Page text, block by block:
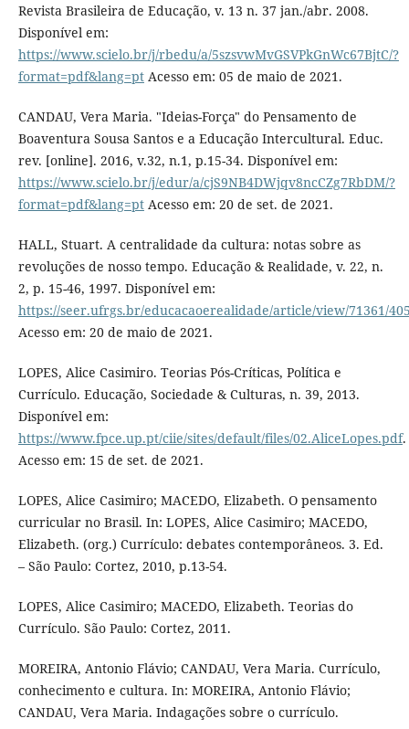
Revista Brasileira de Educação, v. 13 n. 37 jan./abr. 2008.
Disponível em:
https://www.scielo.br/j/rbedu/a/5szsvwMvGSVPkGnWc67BjtC/?
format=pdf&lang=ptAcesso em: 05 de maio de 2021.
CANDAU, Vera Maria. "Ideias-Força" do Pensamento de
Boaventura Sousa Santos e a Educação Intercultural. Educ.
rev. [online]. 2016, v.32, n.1, p.15-34. Disponível em:
https://www.scielo.br/j/edur/a/cjS9NB4DWjqv8ncCZg7RbDM/?
format=pdf&lang=ptAcesso em: 20 de set. de 2021.
HALL, Stuart. A centralidade da cultura: notas sobre as
revoluções de nosso tempo. Educação & Realidade, v. 22, n.
2, p. 15-46, 1997. Disponível em:
https://seer.ufrgs.br/educacaoerealidade/article/view/71361/
Acesso em: 20 de maio de 2021.
LOPES, Alice Casimiro. Teorias Pós-Críticas, Política e
Currículo. Educação, Sociedade & Culturas, n. 39, 2013.
Disponível em:
https://www.fpce.up.pt/ciie/sites/default/files/02.AliceLopes.pdf.
Acesso em: 15 de set. de 2021.
LOPES, Alice Casimiro; MACEDO, Elizabeth. O pensamento
curricular no Brasil. In: LOPES, Alice Casimiro; MACEDO,
Elizabeth. (org.) Currículo: debates contemporâneos. 3. Ed.
– São Paulo: Cortez, 2010, p.13-54.
LOPES, Alice Casimiro; MACEDO, Elizabeth. Teorias do
Currículo. São Paulo: Cortez, 2011.
MOREIRA, Antonio Flávio; CANDAU, Vera Maria. Currículo,
conhecimento e cultura. In: MOREIRA, Antonio Flávio;
CANDAU, Vera Maria. Indagações sobre o currículo.